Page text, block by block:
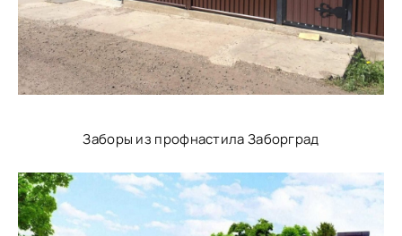
Заборы из профнастила Заборград